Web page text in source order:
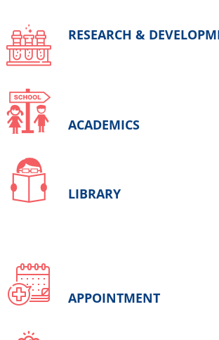
RESEARCH &
ACADEMICS
LIBRARY
APPOINTMENT